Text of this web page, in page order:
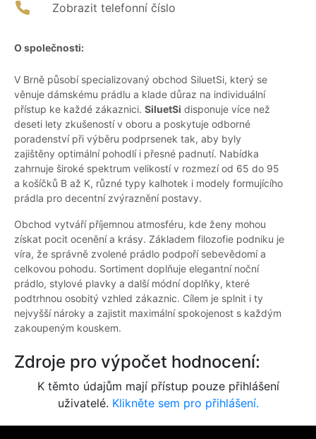
Zobrazit telefonní číslo
O společnosti:
V Brně působí specializovaný obchod SiluetSi, který se
věnuje dámskému prádlu a klade důraz na individuální
přístup ke každé zákaznici. SiluetSi disponuje více než
deseti lety zkušeností v oboru a poskytuje odborné
poradenství při výběru podprsenek tak, aby byly
zajištěny optimální pohodlí i přesné padnutí. Nabídka
zahrnuje široké spektrum velikostí v rozmezí od 65 do 95
a košíčků B až K, různé typy kalhotek i modely formujícího
prádla pro decentní zvýraznění postavy.
Obchod vytváří příjemnou atmosféru, kde ženy mohou
získat pocit ocenění a krásy. Základem filozofie podniku je
víra, že správně zvolené prádlo podpoří sebevědomí a
celkovou pohodu. Sortiment doplňuje elegantní noční
prádlo, stylové plavky a další módní doplňky, které
podtrhnou osobitý vzhled zákaznic. Cílem je splnit i ty
nejvyšší nároky a zajistit maximální spokojenost s každým
zakoupeným kouskem.
Zdroje pro výpočet hodnocení:
K těmto údajům mají přístup pouze přihlášení
uživatelé. Klikněte sem pro přihlášení.